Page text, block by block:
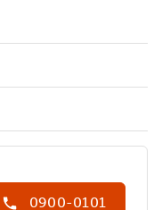
0900-0101